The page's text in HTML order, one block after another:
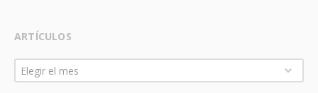
ARTÍCULOS
Artículos
Elegir el mes